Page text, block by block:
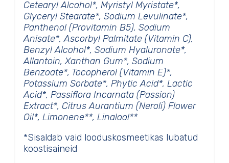
Cetearyl Alcohol*, Myristyl Myristate*,
Glyceryl Stearate*, Sodium Levulinate*,
Panthenol (Provitamin B5), Sodium
Anisate*, Ascorbyl Palmitate (Vitamin C),
Benzyl Alcohol*, Sodium Hyaluronate*,
Allantoin, Xanthan Gum*, Sodium
Benzoate*, Tocopherol (Vitamin E)*,
Potassium Sorbate*, Phytic Acid*, Lactic
Acid*, Passiflora Incarnata (Passion)
Extract*, Citrus Aurantium (Neroli) Flower
Oil*, Limonene**, Linalool**
*Sisaldab vaid looduskosmeetikas lubatud
koostisaineid